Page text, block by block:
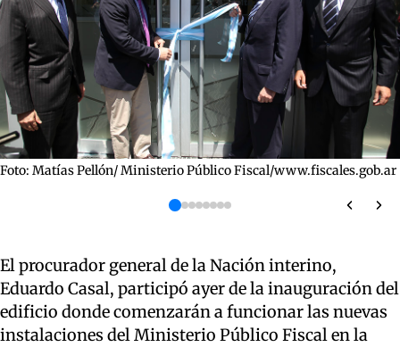
Foto: Matías Pellón/ Ministerio Público Fiscal/www.fiscales.gob.ar
El procurador general de la Nación interino,
Eduardo Casal, participó ayer de la inauguración del
edificio donde comenzarán a funcionar las nuevas
instalaciones del Ministerio Público Fiscal en la